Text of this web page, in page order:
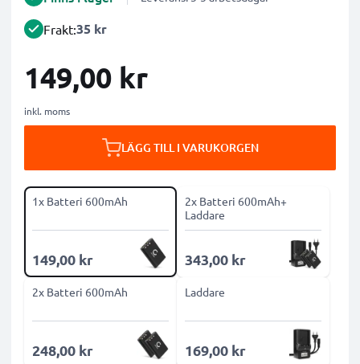
Frakt:35 kr
149,00 kr
inkl. moms
LÄGG TILL I VARUKORGEN
1x Batteri 600mAh
149,00 kr
2x Batteri 600mAh+
Laddare
343,00 kr
2x Batteri 600mAh
248,00 kr
Laddare
169,00 kr